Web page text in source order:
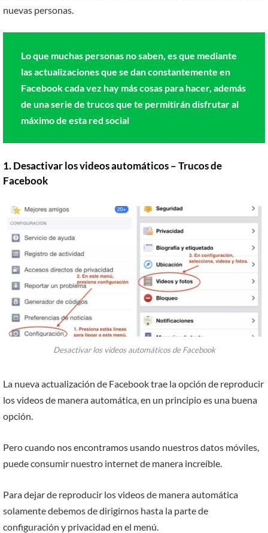
nuevas personas.
Lo que muchas personas no saben, es que mediante
las actualizaciones que se dan constantemente en
Facebook cada vez hay más cosas para hacer, además
de una serie de trucos que te permitirán disfrutar al
máximo de esta red social
1. Desactivar los videos automáticos – Trucos de
Facebook
Desactivar los videos automáticos de Facebook
La nueva actualización de Facebook trae la opción de reproducir
los videos de manera automática, en un principio es una buena
opción.
Pero cuando nos encontramos usando nuestros datos móviles,
puede consumir nuestro internet de manera increíble.
Para dejar de reproducir los videos de manera automática
solamente debemos de dirigirnos hasta la parte de
configuración y privacidad en el menú.